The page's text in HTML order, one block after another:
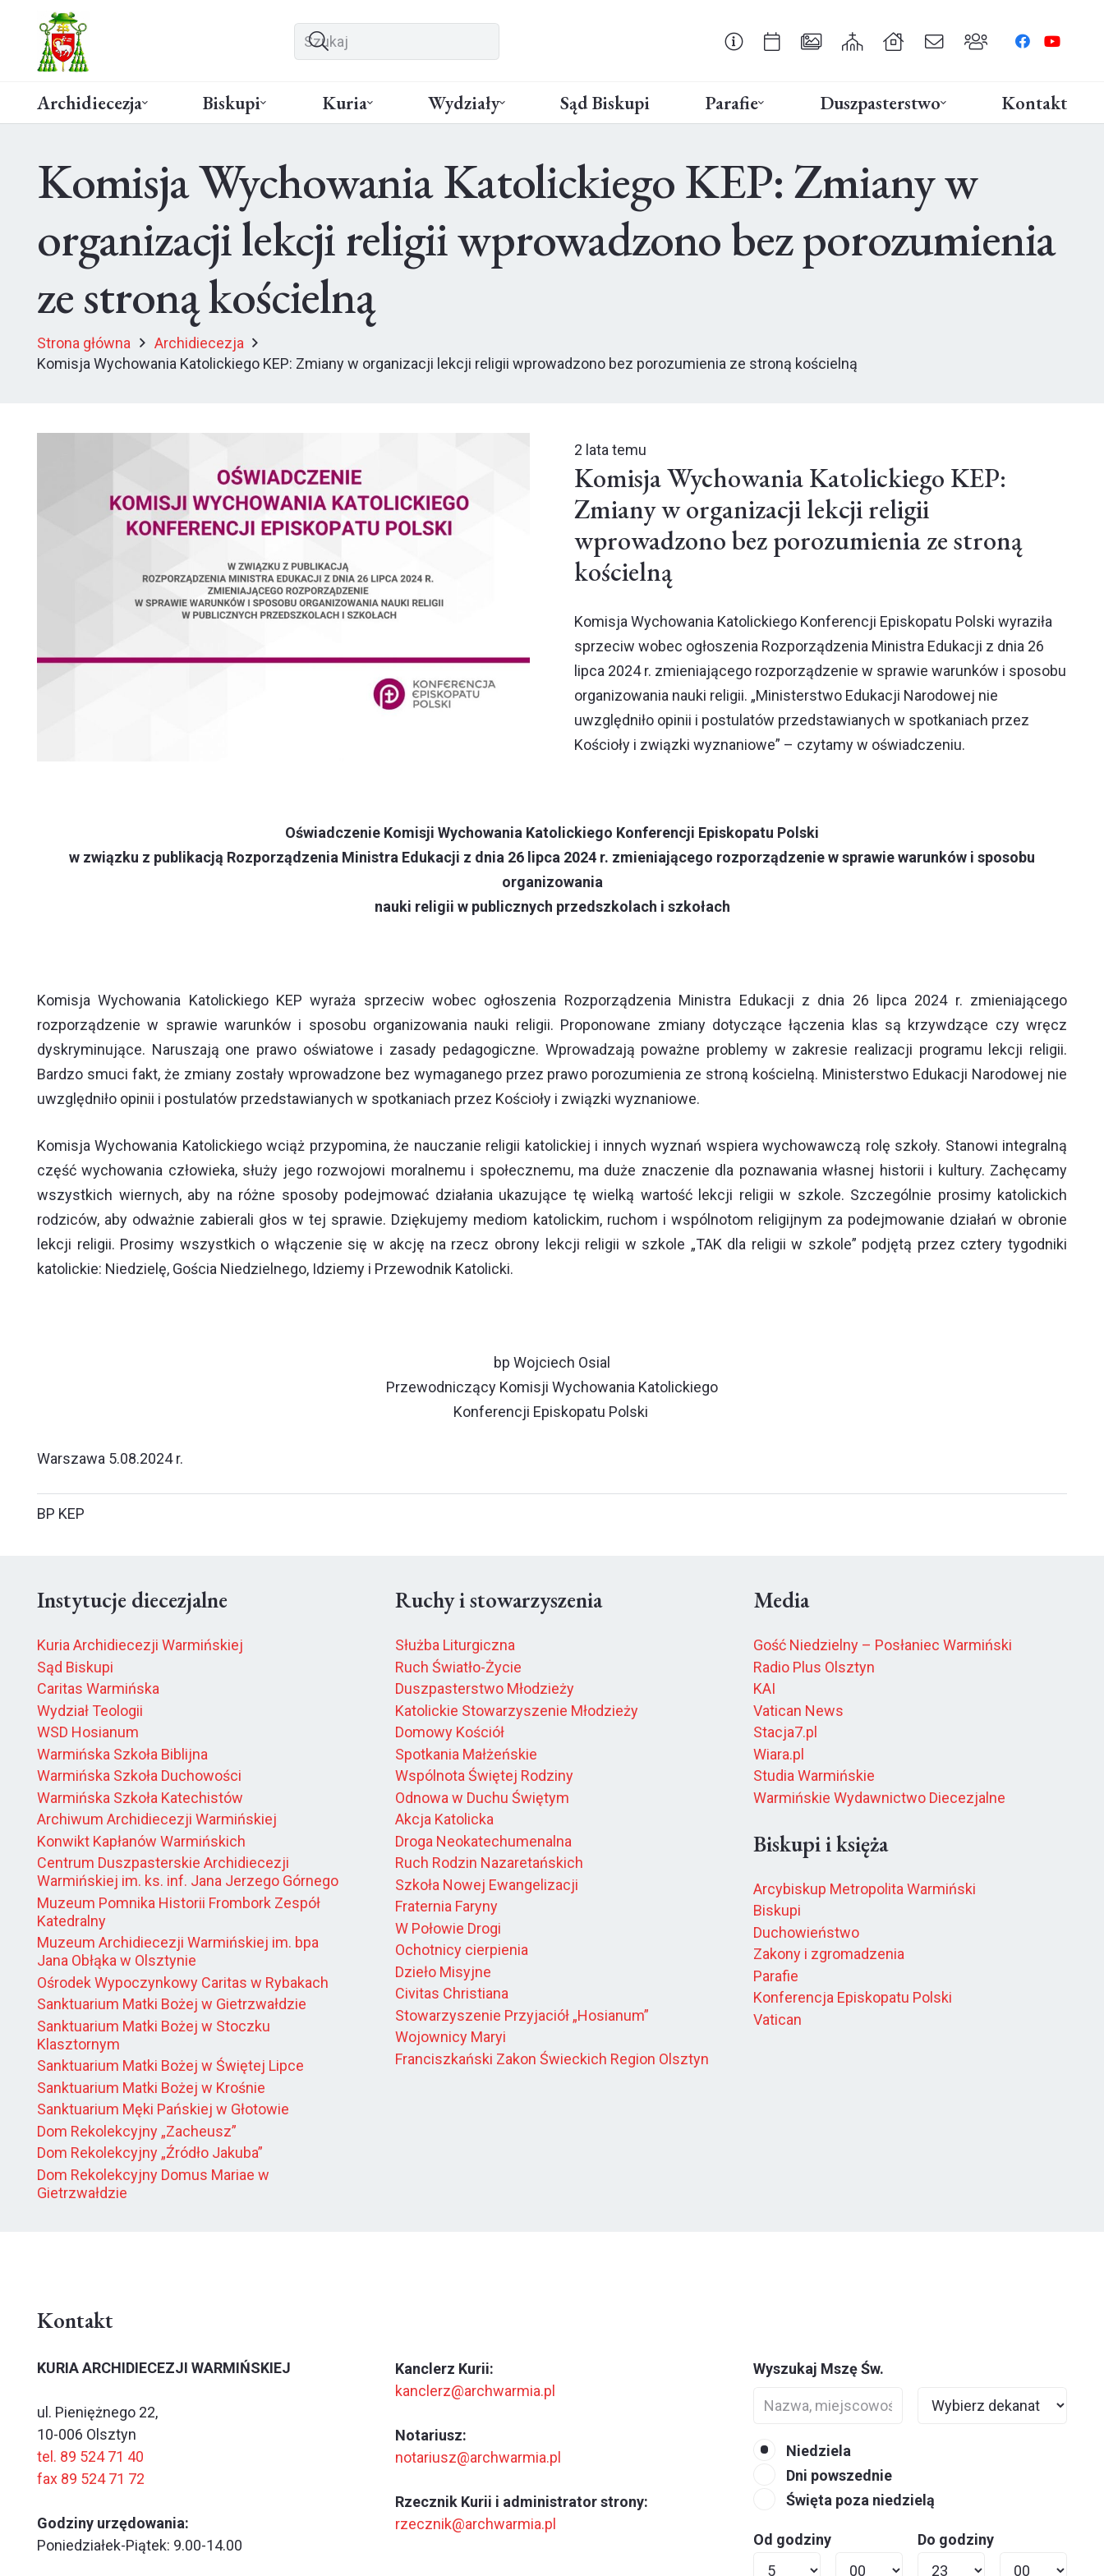
Archidiecezja Biskupi Kuria Wydziały Sąd Biskupi Parafie Duszpasterstwo Kontakt
Komisja Wychowania Katolickiego KEP: Zmiany w
organizacji lekcji religii wprowadzono bez porozumienia
ze stroną kościelną
Strona główna
Archidiecezja
Komisja Wychowania Katolickiego KEP: Zmiany w organizacji lekcji religii wprowadzono bez porozumienia ze stroną kościelną
2 lata temu
Komisja Wychowania Katolickiego KEP:
Zmiany w organizacji lekcji religii
wprowadzono bez porozumienia ze stroną
kościelną
Komisja Wychowania Katolickiego Konferencji Episkopatu Polski wyraziła
sprzeciw wobec ogłoszenia Rozporządzenia Ministra Edukacji z dnia 26
lipca 2024 r. zmieniającego rozporządzenie w sprawie warunków i sposobu
organizowania nauki religii. „Ministerstwo Edukacji Narodowej nie
uwzględniło opinii i postulatów przedstawianych w spotkaniach przez
Kościoły i związki wyznaniowe” – czytamy w oświadczeniu.
Oświadczenie Komisji Wychowania Katolickiego Konferencji Episkopatu Polski
w związku z publikacją Rozporządzenia Ministra Edukacji z dnia 26 lipca 2024 r. zmieniającego rozporządzenie w sprawie warunków i sposobu
organizowania
nauki religii w publicznych przedszkolach i szkołach
Komisja Wychowania Katolickiego KEP wyraża sprzeciw wobec ogłoszenia Rozporządzenia Ministra Edukacji z dnia 26 lipca 2024 r. zmieniającego
rozporządzenie w sprawie warunków i sposobu organizowania nauki religii. Proponowane zmiany dotyczące łączenia klas są krzywdzące czy wręcz
dyskryminujące. Naruszają one prawo oświatowe i zasady pedagogiczne. Wprowadzają poważne problemy w zakresie realizacji programu lekcji religii.
Bardzo smuci fakt, że zmiany zostały wprowadzone bez wymaganego przez prawo porozumienia ze stroną kościelną. Ministerstwo Edukacji Narodowej nie
uwzględniło opinii i postulatów przedstawianych w spotkaniach przez Kościoły i związki wyznaniowe.
Komisja Wychowania Katolickiego wciąż przypomina, że nauczanie religii katolickiej i innych wyznań wspiera wychowawczą rolę szkoły. Stanowi integralną
część wychowania człowieka, służy jego rozwojowi moralnemu i społecznemu, ma duże znaczenie dla poznawania własnej historii i kultury. Zachęcamy
wszystkich wiernych, aby na różne sposoby podejmować działania ukazujące tę wielką wartość lekcji religii w szkole. Szczególnie prosimy katolickich
rodziców, aby odważnie zabierali głos w tej sprawie. Dziękujemy mediom katolickim, ruchom i wspólnotom religijnym za podejmowanie działań w obronie
lekcji religii. Prosimy wszystkich o włączenie się w akcję na rzecz obrony lekcji religii w szkole „TAK dla religii w szkole” podjętą przez cztery tygodniki
katolickie: Niedzielę, Gościa Niedzielnego, Idziemy i Przewodnik Katolicki.
bp Wojciech Osial
Przewodniczący Komisji Wychowania Katolickiego
Konferencji Episkopatu Polski
Warszawa 5.08.2024 r.
BP KEP
Instytucje diecezjalne
Kuria Archidiecezji Warmińskiej
Sąd Biskupi
Caritas Warmińska
Wydział Teologii
WSD Hosianum
Warmińska Szkoła Biblijna
Warmińska Szkoła Duchowości
Warmińska Szkoła Katechistów
Archiwum Archidiecezji Warmińskiej
Konwikt Kapłanów Warmińskich
Centrum Duszpasterskie Archidiecezji
Warmińskiej im. ks. inf. Jana Jerzego Górnego
Muzeum Pomnika Historii Frombork Zespół
Katedralny
Muzeum Archidiecezji Warmińskiej im. bpa
Jana Obłąka w Olsztynie
Ośrodek Wypoczynkowy Caritas w Rybakach
Sanktuarium Matki Bożej w Gietrzwałdzie
Sanktuarium Matki Bożej w Stoczku
Klasztornym
Sanktuarium Matki Bożej w Świętej Lipce
Sanktuarium Matki Bożej w Krośnie
Sanktuarium Męki Pańskiej w Głotowie
Dom Rekolekcyjny „Zacheusz”
Dom Rekolekcyjny „Źródło Jakuba”
Dom Rekolekcyjny Domus Mariae w
Gietrzwałdzie
Ruchy i stowarzyszenia
Służba Liturgiczna
Ruch Światło-Życie
Duszpasterstwo Młodzieży
Katolickie Stowarzyszenie Młodzieży
Domowy Kościół
Spotkania Małżeńskie
Wspólnota Świętej Rodziny
Odnowa w Duchu Świętym
Akcja Katolicka
Droga Neokatechumenalna
Ruch Rodzin Nazaretańskich
Szkoła Nowej Ewangelizacji
Fraternia Faryny
W Połowie Drogi
Ochotnicy cierpienia
Dzieło Misyjne
Civitas Christiana
Stowarzyszenie Przyjaciół „Hosianum”
Wojownicy Maryi
Franciszkański Zakon Świeckich Region Olsztyn
Media
Gość Niedzielny – Posłaniec Warmiński
Radio Plus Olsztyn
KAI
Vatican News
Stacja7.pl
Wiara.pl
Studia Warmińskie
Warmińskie Wydawnictwo Diecezjalne
Biskupi i księża
Arcybiskup Metropolita Warmiński
Biskupi
Duchowieństwo
Zakony i zgromadzenia
Parafie
Konferencja Episkopatu Polski
Vatican
Kontakt
KURIA ARCHIDIECEZJI WARMIŃSKIEJ
ul. Pieniężnego 22,
10-006 Olsztyn
tel. 89 524 71 40
fax 89 524 71 72
Godziny urzędowania:
Poniedziałek-Piątek: 9.00-14.00
Kanclerz Kurii:
kanclerz@archwarmia.pl
Notariusz:
notariusz@archwarmia.pl
Rzecznik Kurii i administrator strony:
rzecznik@archwarmia.pl
Wyszukaj Mszę Św.
Niedziela
Dni powszednie
Święta poza niedzielą
Od godziny Do godziny